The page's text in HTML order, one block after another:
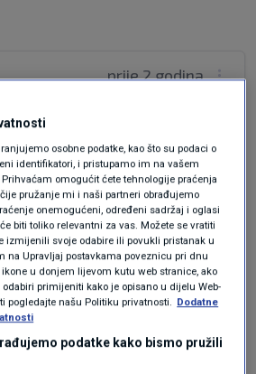
prije 2 godina
se zayebavati. Ja li ovo prvi
je puna Slobodnih zidara.
sabor. Nema gdje ih nema.
Odgovor
osobne podatke, kao što su podaci o
identifikatori, i pristupamo im na vašem
omogućit ćete tehnologije praćenja
pružanje mi i naši partneri obrađujemo
onemogućeni, određeni sadržaj i oglasi
biti toliko relevantni za vas. Možete se vratiti
izmijenili svoje odabire ili povukli pristanak u
na Upravljaj postavkama poveznicu pri dnu
u donjem lijevom kutu web stranice, ako
primijeniti kako je opisano u dijelu Web-
pogledajte našu Politiku privatnosti. Dodatne
podatke kako bismo pružili